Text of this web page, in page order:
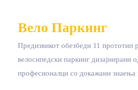
Вело Паркинг
Предизвикот обезбеди 11 прототип
велосипедски паркинг дизајнирани
професионалци со докажани знаења